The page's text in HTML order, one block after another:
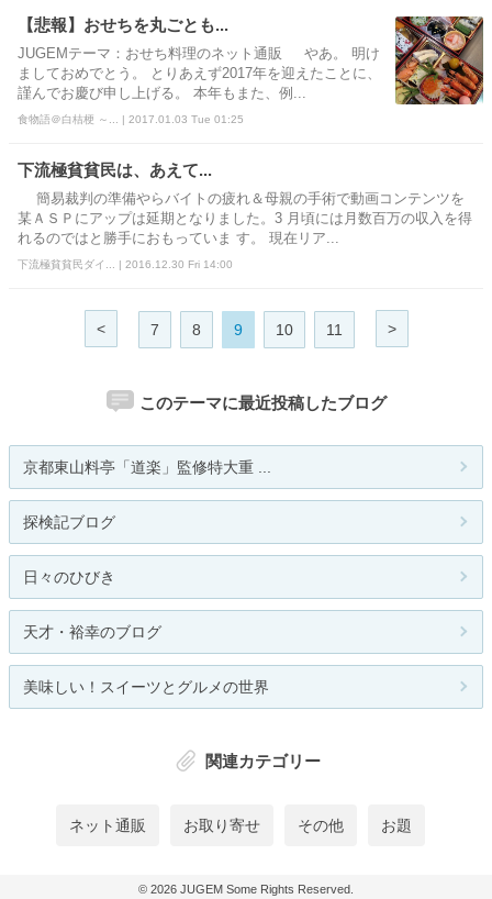
【悲報】おせちを丸ごとも...
JUGEMテーマ：おせち料理のネット通販 やあ。 明け
ましておめでとう。 とりあえず2017年を迎えたことに、
謹んでお慶び申し上げる。 本年もまた、例...
食物語＠白桔梗 ～... | 2017.01.03 Tue 01:25
下流極貧貧民は、あえて...
簡易裁判の準備やらバイトの疲れ＆母親の手術で動画コンテンツを
某ＡＳＰにアップは延期となりました。3 月頃には月数百万の収入を得
れるのではと勝手におもっていま す。 現在リア...
下流極貧貧民ダイ... | 2016.12.30 Fri 14:00
< 7 8 9 10 11 >
このテーマに最近投稿したブログ
京都東山料亭「道楽」監修特大重 ...
探検記ブログ
日々のひびき
天才・裕幸のブログ
美味しい！スイーツとグルメの世界
関連カテゴリー
ネット通販 お取り寄せ その他 お題
© 2026 JUGEM Some Rights Reserved.